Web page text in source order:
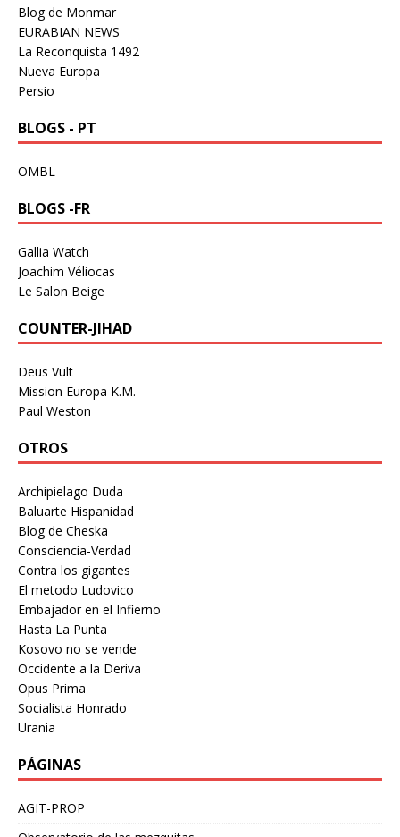
Blog de Monmar
EURABIAN NEWS
La Reconquista 1492
Nueva Europa
Persio
BLOGS - PT
OMBL
BLOGS -FR
Gallia Watch
Joachim Véliocas
Le Salon Beige
COUNTER-JIHAD
Deus Vult
Mission Europa K.M.
Paul Weston
OTROS
Archipielago Duda
Baluarte Hispanidad
Blog de Cheska
Consciencia-Verdad
Contra los gigantes
El metodo Ludovico
Embajador en el Infierno
Hasta La Punta
Kosovo no se vende
Occidente a la Deriva
Opus Prima
Socialista Honrado
Urania
PÁGINAS
AGIT-PROP